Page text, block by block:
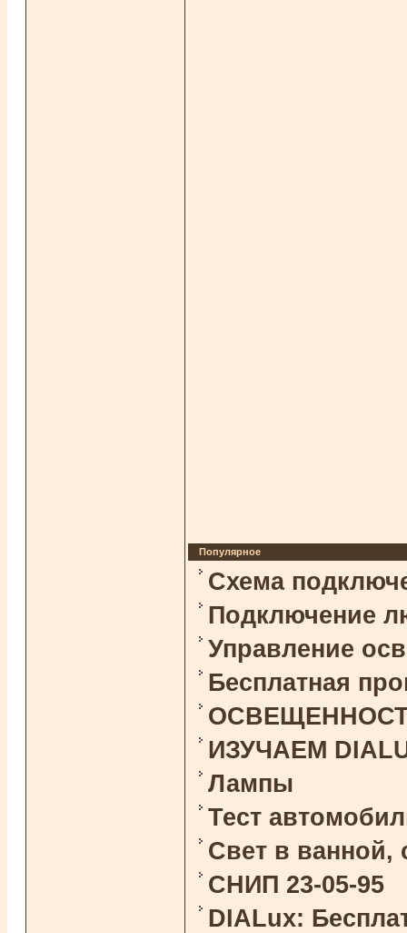
Популярное
Схема
Подключение
Управление
Бесплатная
ОСВЕЩЕННОСТЬ
ИЗУЧАЕМ
Лампы
Тест
Свет в ванной,
СНИП 23-05-95
DIALux: